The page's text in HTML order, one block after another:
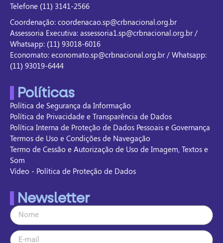
Telefone (11) 3141-2566
Coordenação: coordenacao.sp@crbnacional.org.br
Assessoria Executiva: assessoria1.sp@crbnacional.org.br /
Whatsapp: (11) 93018-6016
Economato: economato.sp@crbnacional.org.br / Whatsapp:
(11) 93019-6444
Políticas
Política de Segurança da Informação
Política de Privacidade e Transparência de Dados
Política Interna de Proteção de Dados Pessoais e Governança
Termos de Uso e Condições de Navegação
Termo de Cessão e Autorização de Uso de Imagem, Textos e
Som
Vídeo - Política de Proteção de Dados
Newsletter